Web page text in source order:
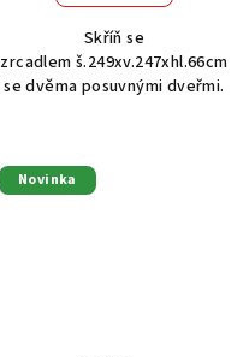
Skříň se
zrcadlem š.249xv.247xhl.66cm
se dvěma posuvnými dveřmi.
Novinka